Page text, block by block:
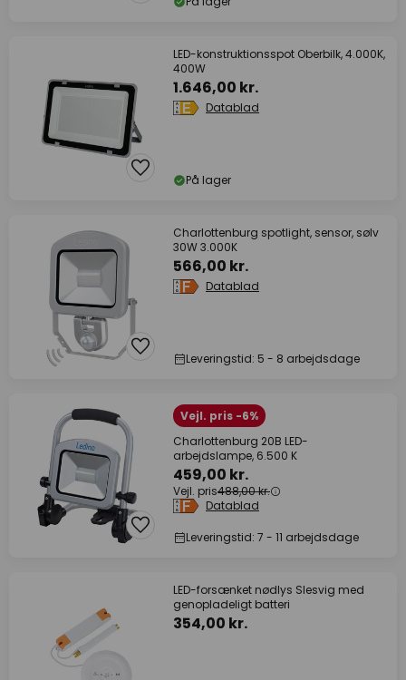
LED-konstruktionsspot Oberbilk, 4.000K,
400W
1.646,00 kr.
Datablad
På lager
Charlottenburg spotlight, sensor, sølv
30W 3.000K
566,00 kr.
Datablad
Leveringstid: 5 - 8 arbejdsdage
Vejl. pris -6%
Charlottenburg 20B LED-
arbejdslampe, 6.500 K
459,00 kr.
Vejl. pris488,00 kr.
Datablad
Leveringstid: 7 - 11 arbejdsdage
LED-forsænket nødlys Slesvig med
genopladeligt batteri
354,00 kr.